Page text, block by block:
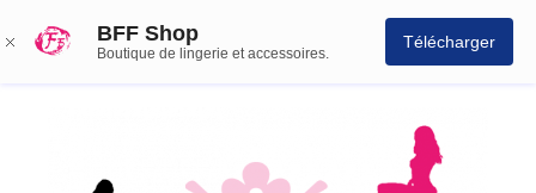
BFF Shop
Boutique de lingerie et accessoires.
Télécharger